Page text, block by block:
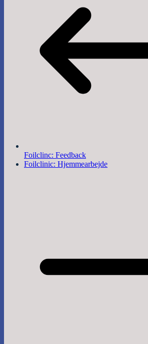
Foilclinc: Feedback
Foilclinic: Hjemmearbejde